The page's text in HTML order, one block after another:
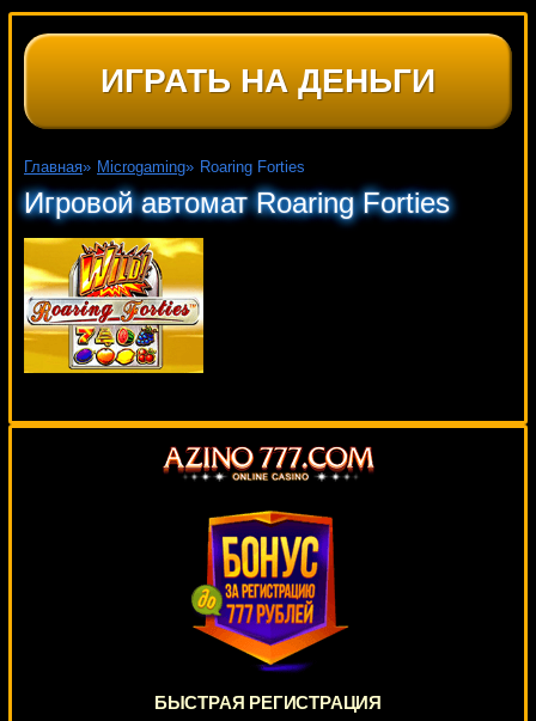
ИГРАТЬ НА ДЕНЬГИ
Главная» Microgaming» Roaring Forties
Игровой автомат Roaring Forties
БЫСТРАЯ РЕГИСТРАЦИЯ